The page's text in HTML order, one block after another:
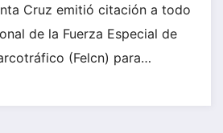
Cruz emitió citación a todo
de la Fuerza Especial de
(Felcn) para…